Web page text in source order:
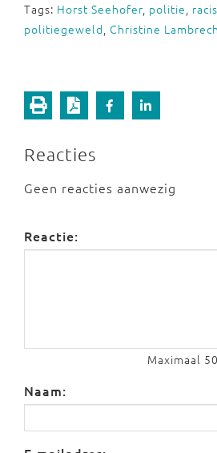
Tags: Horst Seehofer, politie,
politiegeweld, Christine
Reacties
Geen reacties aanwezig
Reactie:
Maximaal
Naam: